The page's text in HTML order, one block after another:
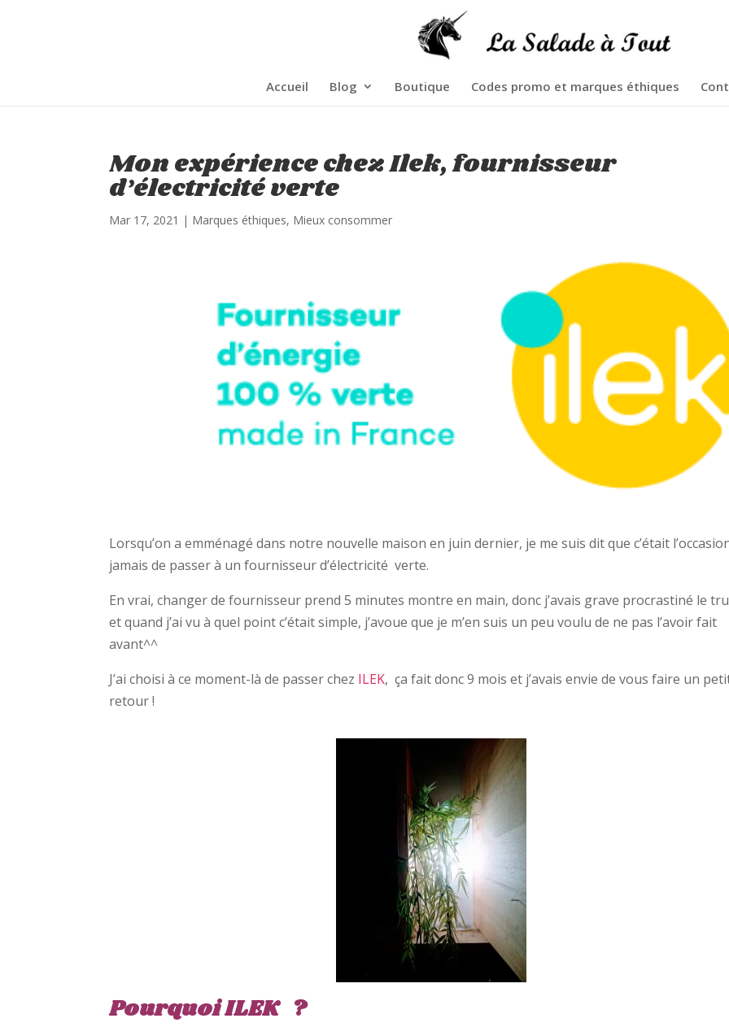
Accueil Blog Boutique Codes promo et marques éthiques
Mon expérience chez Ilek, fournisseur
d’électricité verte
Mar 17, 2021 | Marques éthiques, Mieux consommer
Lorsqu’on a emménagé dans notre nouvelle maison en juin dernier, je me suis dit que c’était
jamais de passer à un fournisseur d’électricité verte.
En vrai, changer de fournisseur prend 5 minutes montre en main, donc j’avais grave procrastiné le
et quand j’ai vu à quel point c’était simple, j’avoue que je m’en suis un peu voulu de ne pas l’avoir fait
avant^^
J’ai choisi à ce moment-là de passer chez ILEK, ça fait donc 9 mois et j’avais envie de vous faire un
retour !
Pourquoi ILEK ?